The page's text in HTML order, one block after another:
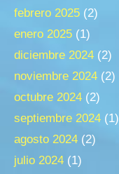
febrero 2025 (2)
enero 2025 (1)
diciembre 2024 (2)
noviembre 2024 (2)
octubre 2024 (2)
septiembre 2024 (1)
agosto 2024 (2)
julio 2024 (1)